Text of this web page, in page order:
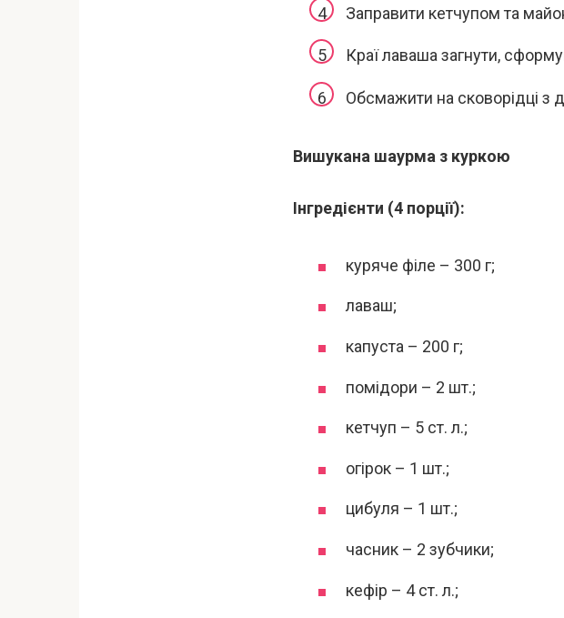
Заправити кетчупом та
Краї лаваша загнути,
Обсмажити на сковорідці з
Вишукана шаурма з куркою
Інгредієнти (4 порції):
куряче філе – 300 г;
лаваш;
капуста – 200 г;
помідори – 2 шт.;
кетчуп – 5 ст. л.;
огірок – 1 шт.;
цибуля – 1 шт.;
часник – 2 зубчики;
кефір – 4 ст. л.;